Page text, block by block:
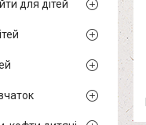
для дітей